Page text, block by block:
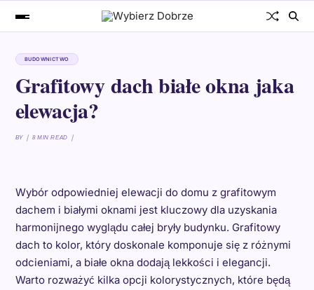
BUDOWNICTWO
Grafitowy dach białe okna jaka
elewacja?
BY 8 MIN READ
Wybór odpowiedniej elewacji do domu z grafitowym
dachem i białymi oknami jest kluczowy dla uzyskania
harmonijnego wyglądu całej bryły budynku. Grafitowy
dach to kolor, który doskonale komponuje się z różnymi
odcieniami, a białe okna dodają lekkości i elegancji.
Warto rozważyć kilka opcji kolorystycznych, które będą